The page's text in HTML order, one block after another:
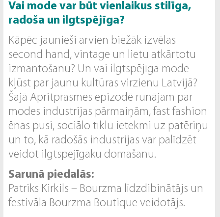
Vai mode var būt vienlaikus stilīga,
radoša un ilgtspējīga?
Kāpēc jaunieši arvien biežāk izvēlas
second hand, vintage un lietu atkārtotu
izmantošanu? Un vai ilgtspējīga mode
kļūst par jaunu kultūras virzienu Latvijā?
Šajā Apritprasmes epizodē runājam par
modes industrijas pārmaiņām, fast fashion
ēnas pusi, sociālo tīklu ietekmi uz patēriņu
un to, kā radošās industrijas var palīdzēt
veidot ilgtspējīgāku domāšanu.
Sarunā piedalās:
Patriks Kirkils – Bourzma līdzdibinātājs un
festivāla Bourzma Boutique veidotājs.